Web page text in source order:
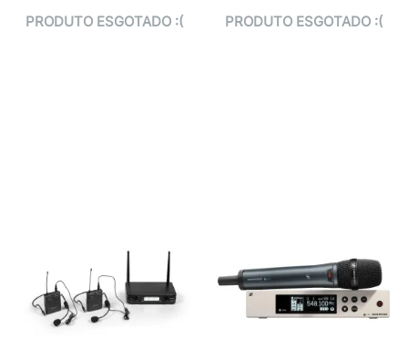
PRODUTO ESGOTADO :( PRODUTO ESGOTADO :(